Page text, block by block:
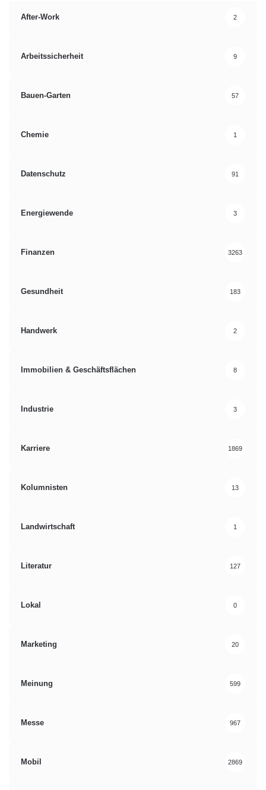
After-Work 2
Arbeitssicherheit 9
Bauen-Garten 57
Chemie 1
Datenschutz 91
Energiewende 3
Finanzen 3263
Gesundheit 183
Handwerk 2
Immobilien & Geschäftsflächen 8
Industrie 3
Karriere 1869
Kolumnisten 13
Landwirtschaft 1
Literatur 127
Lokal 0
Marketing 20
Meinung 599
Messe 967
Mobil 2869